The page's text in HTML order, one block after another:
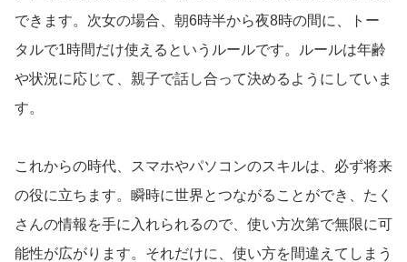
できます。次女の場合、朝6時半から夜8時の間に、トー
タルで1時間だけ使えるというルールです。ルールは年齢
や状況に応じて、親子で話し合って決めるようにしていま
す。
これからの時代、スマホやパソコンのスキルは、必ず将来
の役に立ちます。瞬時に世界とつながることができ、たく
さんの情報を手に入れられるので、使い方次第で無限に可
能性が広がります。それだけに、使い方を間違えてしまう